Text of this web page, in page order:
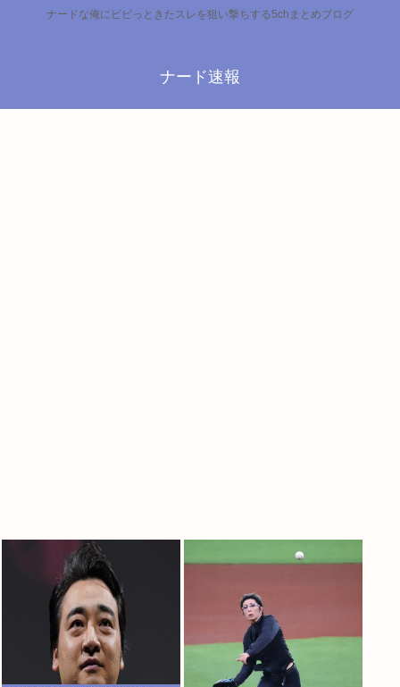
ナードな俺にビビっときたスレを狙い撃ちする5chまとめブログ
ナード速報